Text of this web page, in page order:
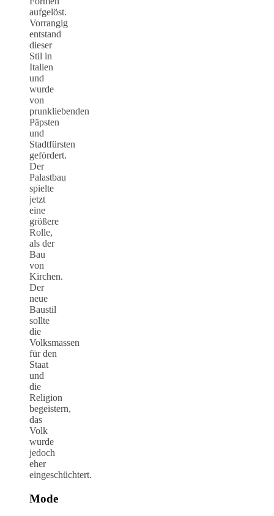
aufgelöst.
Vorrangig
entstand
dieser
Stil in
Italien
und
wurde
von
prunkliebenden
Päpsten
und
Stadtfürsten
gefördert.
Der
Palastbau
spielte
jetzt
eine
größere
Rolle,
als der
Bau
von
Kirchen.
Der
neue
Baustil
sollte
die
Volksmassen
für den
Staat
und
die
Religion
begeistern,
das
Volk
wurde
jedoch
eher
eingeschüchtert.
Mode